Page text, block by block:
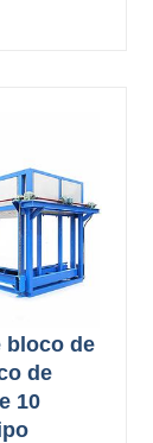
bloco de
de
10